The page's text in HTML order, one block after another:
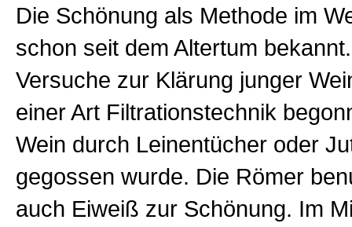
Die Schönung als Methode im
schon seit dem Altertum
Versuche zur Klärung junger
einer Art Filtrationstechnik
Wein durch Leinentücher oder
gegossen wurde. Die Römer
auch Eiweiß zur Schönung. Im